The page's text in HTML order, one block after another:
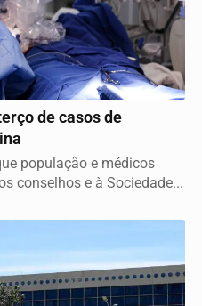
de casos de
população e médicos
conselhos e à Sociedade...